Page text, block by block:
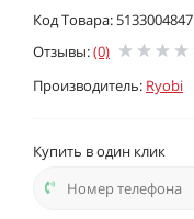
Код Товара: 5133004847
Отзывы:(0)
Производитель: Ryobi
Купить в один клик